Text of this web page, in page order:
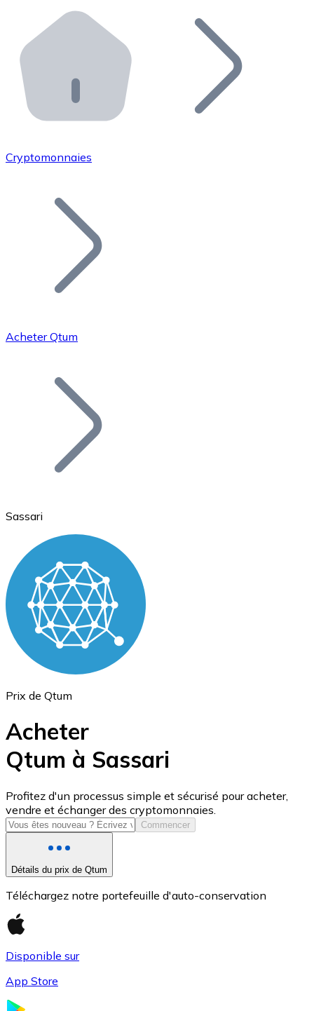
Distributeurs automatiques Bitnovo
Intégrez un ATM Bitnovo dans votre entreprise et
API Bitnovo
Intégrez notre API dans votre écosystème.
Rejoignez notre réseau de distributeurs et
Ajoutez le token de votre projet à notre service
Bitcoin
Ethereum
ETH
USD Coin
USDC
Cryptomonnaies
Acheter Qtum
Sassari
Prix de Qtum
Acheter
Qtum à Sassari
Profitez d'un processus simple et sécurisé pour acheter,
vendre et échanger des cryptomonnaies.
Commencer
Détails du prix de Qtum
Téléchargez notre portefeuille d'auto-conservation
Disponible sur
App Store